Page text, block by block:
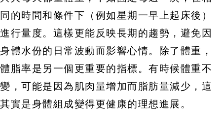
同的時間和條件下（例如星期一早上起床後）
進行量度。這樣更能反映長期的趨勢，避免因
身體水份的日常波動而影響心情。除了體重，
體脂率是另一個更重要的指標。有時候體重不
變，可能是因為肌肉量增加而脂肪量減少，這
其實是身體組成變得更健康的理想進展。